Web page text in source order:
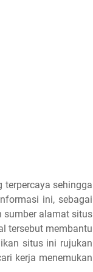
sehingga
ini, sebagai
sumber alamat situs
tersebut membantu
situs ini rujukan
kerja menemukan